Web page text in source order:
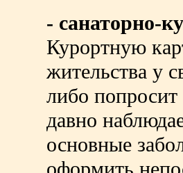
- санаторно-
Курортную
жительства у
либо
давно
основные